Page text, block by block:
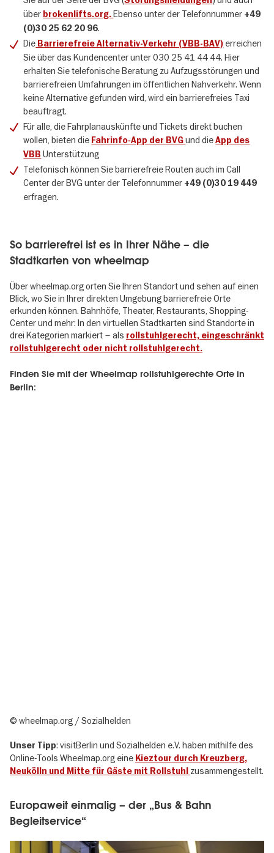
über brokenlifts.org.Ebenso unter der Telefonnummer +49
(0)30 25 62 20 96.
Die Barrierefreie Alternativ-Verkehr (VBB-BAV) erreichen
Sie über das Kundencenter unter 030 25 41 44 44. Hier
erhalten Sie telefonische Beratung zu Aufzugsstörungen und
barrierefreien Umfahrungen im öffentlichen Nahverkehr. Wenn
keine Alternative gefunden wird, wird ein barrierefreies Taxi
beauftragt.
Für alle, die Fahrplanauskünfte und Tickets direkt buchen
wollen, bieten die Fahrinfo-App der BVGund dieApp des
VBB Unterstützung
Telefonisch können Sie barrierefreie Routen auch im Call
Center der BVG unter der Telefonnummer +49 (0)30 19 449
erfragen.
So barrierefrei ist es in Ihrer Nähe – die
Stadtkarten von wheelmap
Über wheelmap.org orten Sie Ihren Standort und sehen auf einen
Blick, wo Sie in Ihrer direkten Umgebung barrierefreie Orte
erkunden können. Bahnhöfe, Theater, Restaurants, Shopping-
Center und mehr: In den virtuellen Stadtkarten sind Standorte in
drei Kategorien markiert – als rollstuhlgerecht, eingeschränkt
rollstuhlgerecht oder nicht rollstuhlgerecht.
Finden Sie mit der Wheelmap rollstuhlgerechte Orte in
Berlin:
Urheberrecht
© wheelmap.org / Sozialhelden
Unser Tipp: visitBerlin und Sozialhelden e.V. haben mithilfe des
Online-Tools Wheelmap.org eine Kieztour durch Kreuzberg,
Neukölln und Mitte für Gäste mit Rollstuhl zusammengestellt.
Europaweit einmalig – der „Bus & Bahn
Begleitservice“